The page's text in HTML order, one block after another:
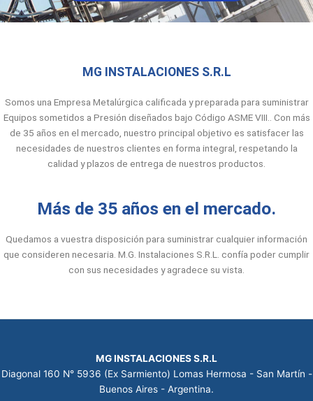
MG INSTALACIONES S.R.L
Somos una Empresa Metalúrgica calificada y preparada para suministrar
Equipos sometidos a Presión diseñados bajo Código ASME VIII.. Con más
de 35 años en el mercado, nuestro principal objetivo es satisfacer las
necesidades de nuestros clientes en forma integral, respetando la
calidad y plazos de entrega de nuestros productos.
Más de 35 años en el mercado.
Quedamos a vuestra disposición para suministrar cualquier información
que consideren necesaria. M.G. Instalaciones S.R.L. confía poder cumplir
con sus necesidades y agradece su vista.
MG INSTALACIONES S.R.L
Diagonal 160 N° 5936 (Ex Sarmiento) Lomas Hermosa - San Martín -
Buenos Aires - Argentina.